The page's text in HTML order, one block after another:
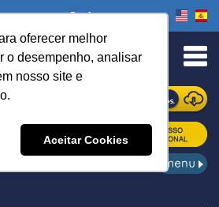
oferecer melhor
o desempenho, analisar
nosso site e
Aceitar Cookies
Onde comprar
ONDE COMPRAR